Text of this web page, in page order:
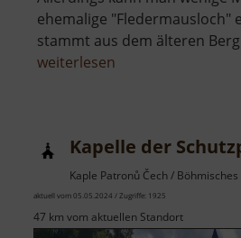
ehemalige "Fledermausloch"
stammt aus dem älteren
weiterlesen
Kapelle der
Kaple Patronů Čech /
aktuell vom 05.05.2024 / Zugriffe: 1925
47 km vom aktuellen Standort